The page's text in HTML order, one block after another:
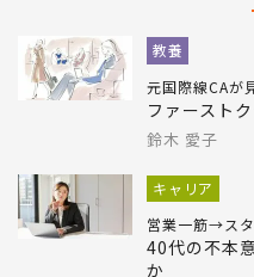
教養
元国際線CAが
ファースト
鈴木 愛子
キャリア
営業一筋→ス
40代の不本
か